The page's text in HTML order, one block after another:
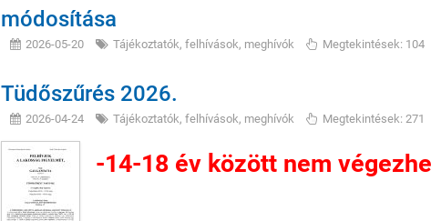
módosítása
2026-05-20 Tájékoztatók, felhívások, meghívók Megtekintések: 104
Tüdőszűrés 2026.
2026-04-24 Tájékoztatók, felhívások, meghívók Megtekintések: 271
-14-18 év között nem